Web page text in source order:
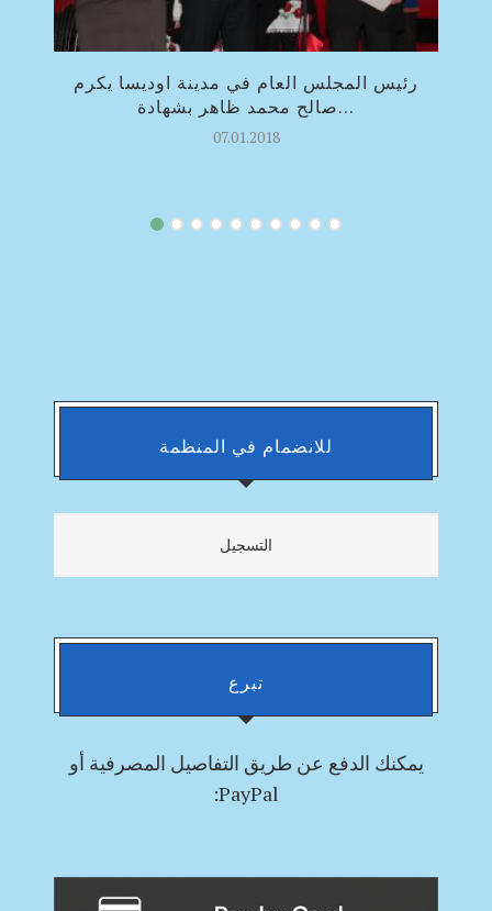
رئيس المجلس العام في مدينة اوديسا يكرم
صالح محمد ظاهر بشهادة...
07.01.2018
للانضمام في المنظمة
التسجيل
تبرع
يمكنك الدفع عن طريق التفاصيل المصرفية أو
PayPal: